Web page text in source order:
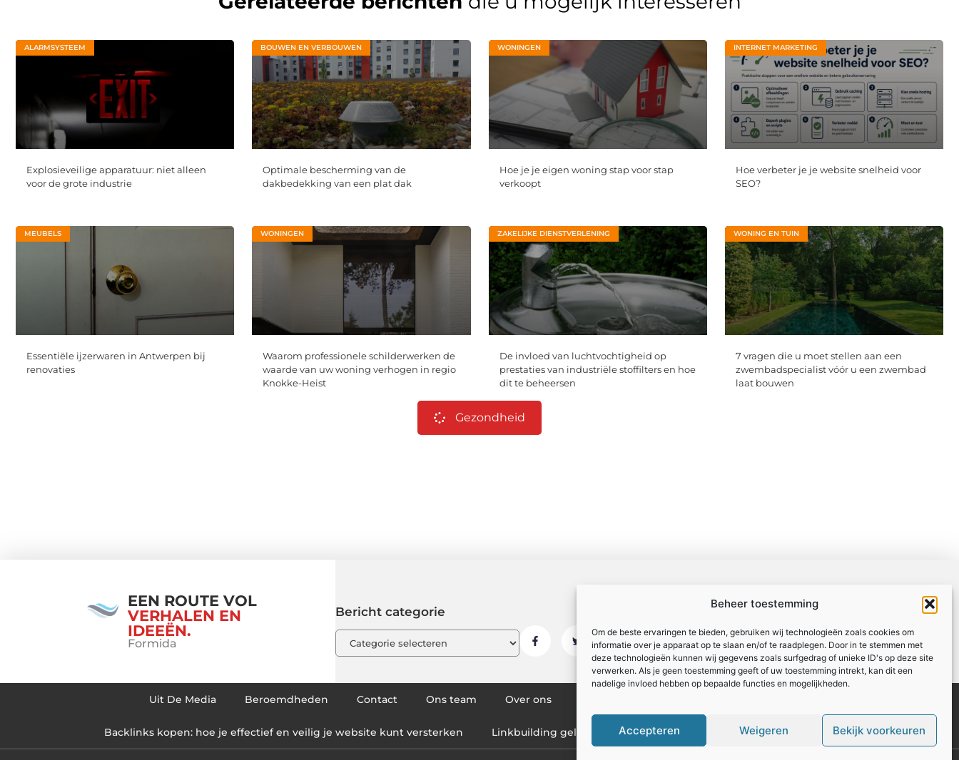
Beheer toestemming
Om de beste ervaringen te bieden, gebruiken wij technologieën zoals cookies om
informatie over je apparaat op te slaan en/of te raadplegen. Door in te stemmen met
deze technologieën kunnen wij gegevens zoals surfgedrag of unieke ID's op deze site
verwerken. Als je geen toestemming geeft of uw toestemming intrekt, kan dit een
nadelige invloed hebben op bepaalde functies en mogelijkheden.
Accepteren Weigeren Bekijk voorkeuren
ALARMSYSTEEM
Explosieveilige apparatuur: niet alleen
voor de grote industrie
BOUWEN EN VERBOUWEN
Optimale bescherming van de
dakbedekking van een plat dak
WONINGEN
Hoe je je eigen woning stap voor stap
verkoopt
INTERNET MARKETING
Hoe verbeter je je website snelheid voor
SEO?
MEUBELS
Essentiële ijzerwaren in Antwerpen bij
renovaties
WONINGEN
Waarom professionele schilderwerken de
waarde van uw woning verhogen in regio
Knokke-Heist
ZAKELIJKE DIENSTVERLENING
De invloed van luchtvochtigheid op
prestaties van industriële stoffilters en hoe
dit te beheersen
WONING EN TUIN
7 vragen die u moet stellen aan een
zwembadspecialist vóór u een zwembad
laat bouwen
Gezondheid
EEN ROUTE VOL
VERHALEN EN
IDEEËN.
Formida
Bericht categorie
Uit De Media Beroemdheden Contact Ons team Over ons
Backlinks kopen: hoe je effectief en veilig je website kunt versterken Linkbuilding geld verdienen: zo maak je van links een inkomstenbron